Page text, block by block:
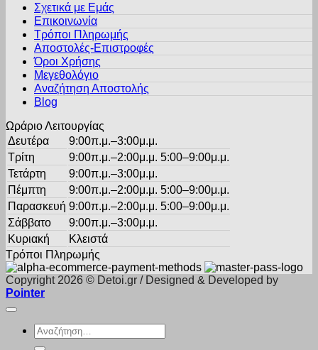
προϊόντος
επιλογές
μπορούν
επιλεγούν
σελίδα
Σχετικά με Εμάς
Επικοινωνία
Τρόποι Πληρωμής
Αποστολές-Επιστροφές
Όροι Χρήσης
Μεγεθολόγιο
Αναζήτηση Αποστολής
Blog
Ωράριο Λειτουργίας
Δευτέρα
9:00π.μ.–3:00μ.μ.
Τρίτη
9:00π.μ.–2:00μ.μ. 5:00–9:00μ.μ.
Τετάρτη
9:00π.μ.–3:00μ.μ.
Πέμπτη
9:00π.μ.–2:00μ.μ. 5:00–9:00μ.μ.
Παρασκευή 9:00π.μ.–2:00μ.μ. 5:00–9:00μ.μ.
Σάββατο
9:00π.μ.–3:00μ.μ.
Κυριακή
Κλειστά
Τρόποι Πληρωμής
Copyright 2026 © Detoi.gr / Designed & Developed by
Pointer
Αναζήτηση
για: